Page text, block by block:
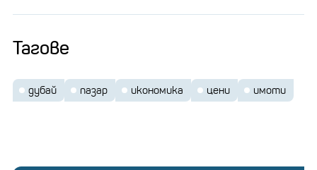
Тагове
дубай пазар икономика цени имоти